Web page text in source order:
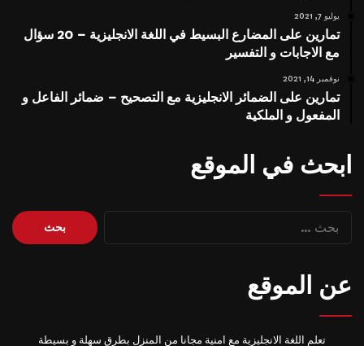
يوليو 7, 2021
تمارين على المضارع البسيط في اللغة الانجليزية – 20 سؤال
مع الاجابات و التفسير
نوفمبر 14, 2021
تمارين على الضمائر الانجليزية مع التصحيح – ضمائر الفاعل و
المفعول و الملكية
ابحث في الموقع
البحث
عن:
عن الموقع
تعلم اللغة الانجليزية مع امنية مجانا من المنزل بطرق سهلة و بسيطة